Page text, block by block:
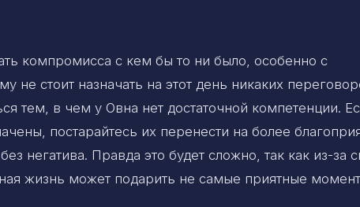
компромисса с кем бы то ни было, особенно с
не стоит назначать на этот день никаких
тем, в чем у Овна нет достаточной компетенции.
постарайтесь их перенести на более
негатива. Правда это будет сложно, так как из-за
жизнь может подарить не самые приятные